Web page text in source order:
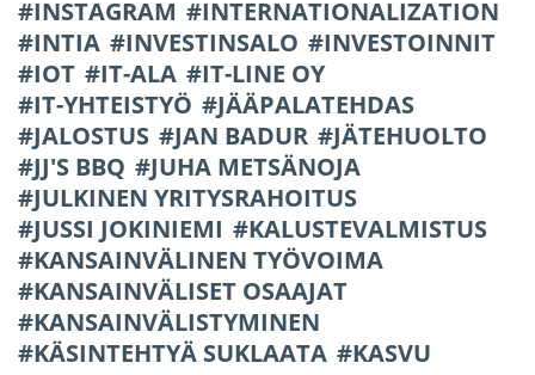
INSTAGRAM
INTERNATIONALIZATION
INTIA
INVESTINSALO
INVESTOINNIT
IOT
IT-ALA
IT-LINE OY
IT-YHTEISTYÖ
JÄÄPALATEHDAS
JALOSTUS
JAN BADUR
JÄTEHUOLTO
JJ'S BBQ
JUHA METSÄNOJA
JULKINEN YRITYSRAHOITUS
JUSSI JOKINIEMI
KALUSTEVALMISTUS
KANSAINVÄLINEN TYÖVOIMA
KANSAINVÄLISET OSAAJAT
KANSAINVÄLISTYMINEN
KÄSINTEHTYÄ SUKLAATA
KASVU